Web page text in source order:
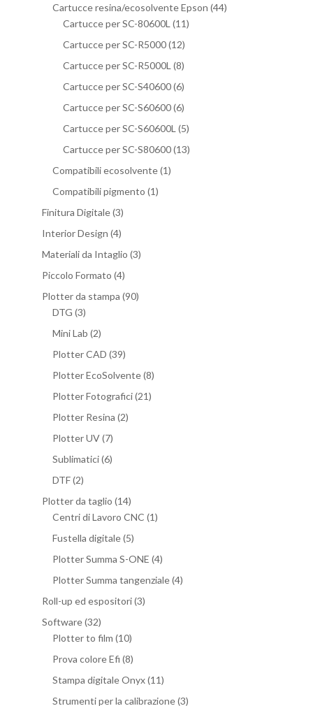
Cartucce resina/ecosolvente Epson (44)
Cartucce per SC-80600L (11)
Cartucce per SC-R5000(12)
Cartucce per SC-R5000L (8)
Cartucce per SC-S40600(6)
Cartucce per SC-S60600(6)
Cartucce per SC-S60600L (5)
Cartucce per SC-S80600(13)
Compatibili ecosolvente(1)
Compatibili pigmento (1)
Finitura Digitale(3)
Interior Design (4)
Materiali da Intaglio (3)
Piccolo Formato (4)
Plotter da stampa (90)
DTG (3)
Mini Lab (2)
Plotter CAD (39)
Plotter EcoSolvente(8)
Plotter Fotografici(21)
Plotter Resina (2)
Plotter UV(7)
Sublimatici(6)
DTF(2)
Plotter da taglio (14)
Centri di Lavoro CNC (1)
Fustella digitale(5)
Plotter Summa S-ONE (4)
Plotter Summa tangenziale(4)
Roll-up ed espositori(3)
Software(32)
Plotter to film (10)
Prova colore Efi (8)
Stampa digitale Onyx(11)
Strumenti per la calibrazione(3)